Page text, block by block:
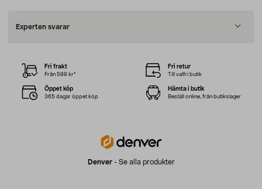
Experten svarar
Denver- Se alla produkter
Fri frakt
Från 599 kr*
Fri retur
Till valfri butik
Öppet köp
365 dagar öppet köp
Hämta i butik
Beställ online, från butikslager